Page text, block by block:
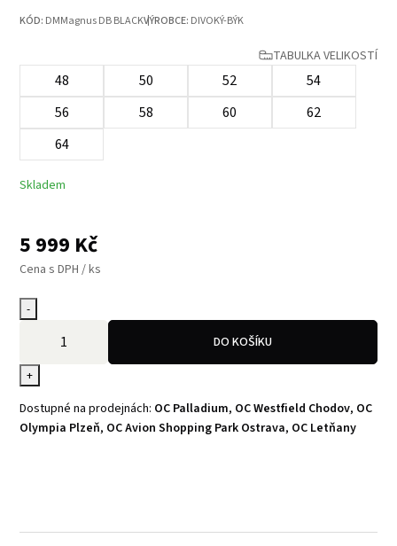
KÓD: DMMagnus DB BLACKVÝROBCE: DIVOKÝ-BÝK
TABULKA VELIKOSTÍ
48 50 52
54
56
58 60
62
64
Skladem
5 999 Kč
Cena s DPH / ks
-
+
DO KOŠÍKU
Dostupné na prodejnách: OC Palladium, OC Westfield Chodov, OC
Olympia Plzeň, OC Avion Shopping Park Ostrava, OC Letňany